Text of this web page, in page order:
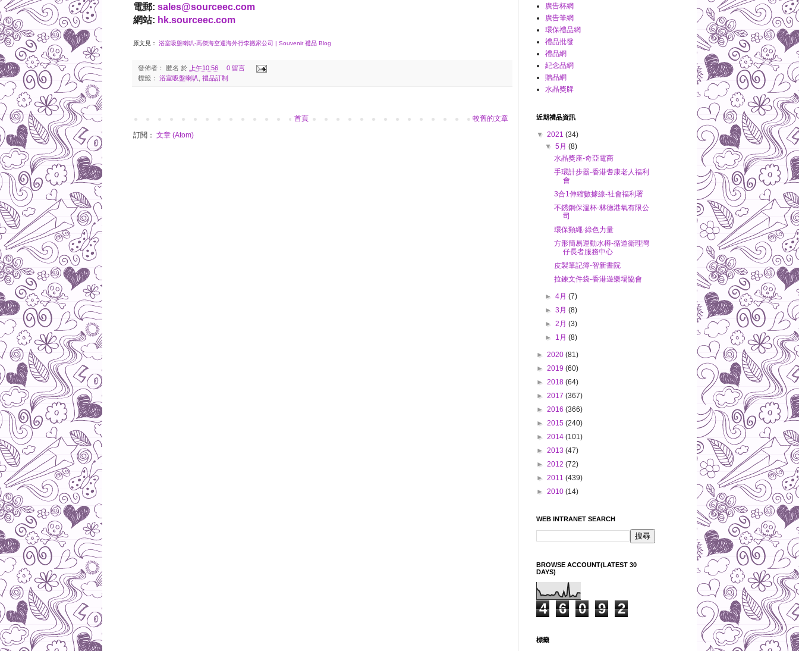
電郵: sales@sourceec.com
網站: hk.sourceec.com
原文見： 浴室吸盤喇叭-高傑海空運海外行李搬家公司 | Souvenir 禮品 Blog
發佈者： 匿名 於 上午10:56
0 留言
標籤： 浴室吸盤喇叭 禮品訂制
較舊的文章
首頁
訂閱： 文章 (Atom)
廣告杯網
廣告筆網
環保禮品網
禮品批發
禮品網
紀念品網
贈品網
水晶獎牌
近期禮品資訊
▼ 2021 (34)
▼5月(8)
水晶獎座-奇亞電商
手環計步器-香港耆康老人福利
會
3合1伸縮數據線-社會福利署
不銹鋼保溫杯-林德港氧有限公
司
環保頸繩-綠色力量
方形簡易運動水樽-循道衛理灣
仔長者服務中心
皮製筆記簿-智新書院
拉鍊文件袋-香港遊樂場協會
►4月(7)
►3月(8)
►2月(3)
► 1月(8)
► 2020 (81)
► 2019 (60)
► 2018 (64)
► 2017 (367)
► 2016 (366)
► 2015 (240)
► 2014 (101)
► 2013 (47)
► 2012 (72)
► 2011 (439)
► 2010 (14)
WEB INTRANET SEARCH
BROWSE ACCOUNT(LATEST 30
DAYS)
4 6 0 9 2
標籤